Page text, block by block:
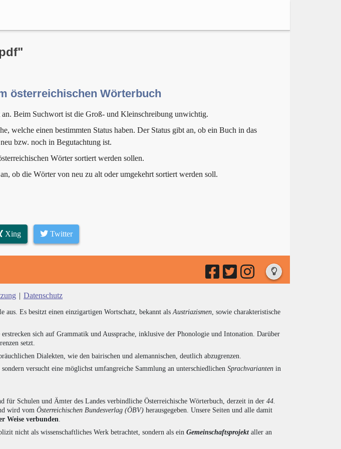
österreichischen Wörterbuch
Beim Suchwort ist die Groß- und Kleinschreibung unwichtig.
welche einen bestimmten Status haben. Der Status gibt an, ob ein Buch in das
bzw. noch in Begutachtung ist.
Wörter sortiert werden sollen.
ob die Wörter von neu zu alt oder umgekehrt sortiert werden soll.
Xing Twitter
| Datenschutz
aus. Es besitzt einen einzigartigen Wortschatz, bekannt als Austriazismen , sowie charakteristische
sich auf Grammatik und Aussprache, inklusive der Phonologie und Intonation. Darüber
setzt.
Dialekten, wie den bairischen und alemannischen, deutlich abzugrenzen.
versucht eine möglichst umfangreiche Sammlung an unterschiedlichen Sprachvarianten in
Schulen und Ämter des Landes verbindliche Österreichische Wörterbuch, derzeit in der 44.
wird vom Österreichischen Bundesverlag (ÖBV) herausgegeben. Unsere Seiten und alle damit
Weise verbunden
nicht als wissenschaftliches Werk betrachtet, sondern als ein Gemeinschaftsprojektaller an